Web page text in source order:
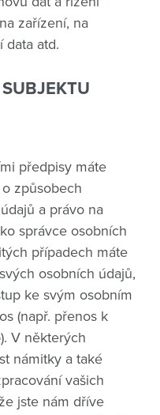
zařízení, na
data atd.
předpisy máte
způsobech
a právo na
správce osobních
případech máte
osobních údajů,
ke svým osobním
(např. přenos k
V některých
námitky a také
vašich
jste nám dříve